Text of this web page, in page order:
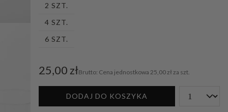
11
2 SZT.
4 SZT.
6 SZT.
25,00 zł Cena jednostkowa 25,00 zł za szt.
DODAJ DO KOSZYKA